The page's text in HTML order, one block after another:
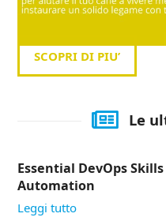
SCOPRI DI PIU’
Le
Essential DevOps
Automation
Leggi tutto